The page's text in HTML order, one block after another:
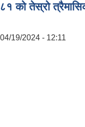
को तेस्रो
19/2024 - 12:11